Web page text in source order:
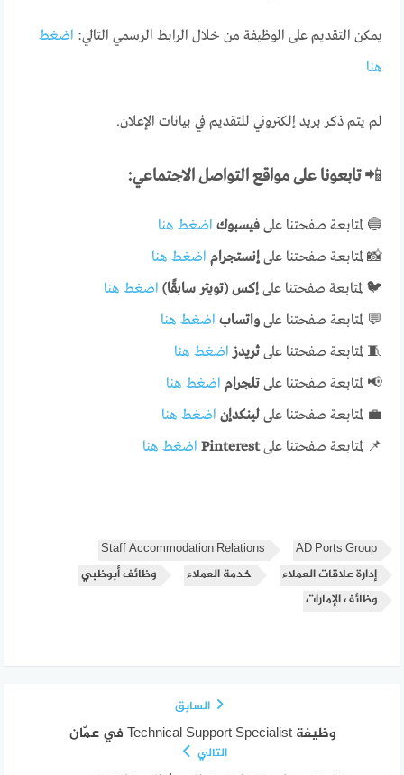
يمكن التقديم على الوظيفة من خلال الرابط الرسمي التالي: اضغط
هنا
لم يتم ذكر بريد إلكتروني للتقديم في بيانات الإعلان.
📲تابعونا على مواقع التواصل الاجتماعي:
🔵 لمتابعة صفحتنا علىفيسبوك اضغط هنا
📸 لمتابعة صفحتنا علىإنستجرام اضغط هنا
🐦 لمتابعة صفحتنا علىإكس (تويتر سابقًا) اضغط هنا
💬 لمتابعة صفحتنا علىواتساب اضغط هنا
🧵 لمتابعة صفحتنا علىثريدز اضغط هنا
📢 لمتابعة صفحتنا علىتلجرام اضغط هنا
💼 لمتابعة صفحتنا علىلينكدإن اضغط هنا
📌 لمتابعة صفحتنا علىPinterest اضغط هنا
AD Ports Group
Staff Accommodation Relations
إدارة علاقات العملاء
خدمة العملاء
وظائف أبوظبي
وظائف الإمارات
السابق
وظيفة Technical Support Specialist في عمّان
التالي